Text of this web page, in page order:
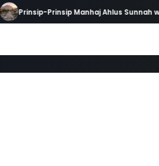
Prinsip-Prinsip Manhaj Ahlus Sunnah wal